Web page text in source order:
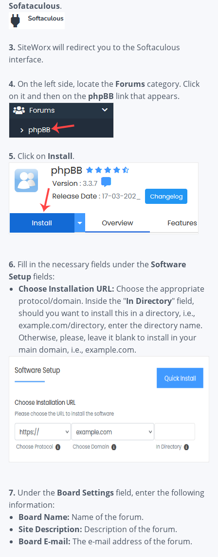
Sofataculous.
3. SiteWorx will redirect you to the Softaculous
interface.
4. On the left side, locate the Forumscategory. Click
on it and then on the phpBB link that appears.
5. Click on Install.
6. Fill in the necessary fields under theSoftware
Setupfields:
Choose Installation URL: Choose the appropriate
protocol/domain. Inside the "In Directory" field,
should you want to install this in a directory, i.e.,
example.com/directory, enter the directory name.
Otherwise, please, leave it blank to install in your
main domain, i.e., example.com.
7. Under the Board Settingsfield, enter the following
information:
Board Name: Name of the forum.
Site Description: Description of the forum.
Board E-mail: The e-mail address of the forum.